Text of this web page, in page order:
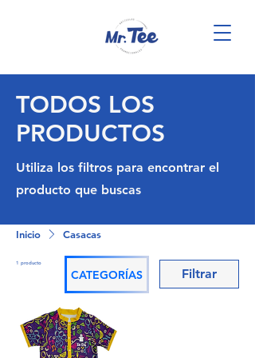
TODOS LOS
PRODUCTOS
Utiliza los filtros para encontrar el
producto que buscas
Inicio Casacas
1 producto
Filtrar
CATEGORÍAS